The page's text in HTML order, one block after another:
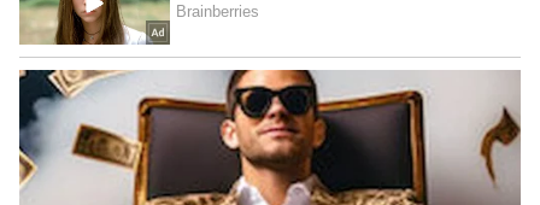
கோவையிலும் மேலும் இதுபோன்ற
நிகழ்வுகளை கொண்டாடும் நாம், அதே
கோவையில் நடைபெறும் வல்லிக்கும்மி
போன்ற பாரம்பரிய நிகழ்ச்சிகளை
ஊக்குவிக்க வேண்டும். இதுவே நமது